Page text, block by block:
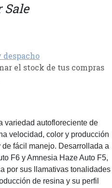
Sale
despacho
el stock de tus compras
variedad autofloreciente de
velocidad, color y producción
fácil manejo. Desarrollada a
F6 y Amnesia Haze Auto F5,
por sus llamativas tonalidades
de resina y su perfil